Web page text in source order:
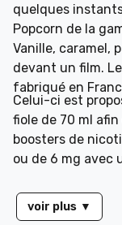
quelques
Popcorn de la
Vanille, caramel,
devant un film.
fabriqué en
Celui-ci est
fiole de 70 ml
boosters de
ou de 6 mg avec
voir plus ▼